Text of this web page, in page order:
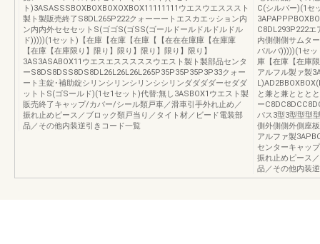
ト)3ASASSSBOXBOXBOXOXBOX11111111ウエスウエスススト
製ト製販売終了S8DL265P222クォーーートエスカエッション内
ン内内外セセセットS(ゴゴS(ゴSS(ゴールドールドルドルドル
ド)))))(1セット)【在庫【在庫【在庫【【在在在庫庫【在庫庫
【在庫【在庫限り】限り】限り】限り】限り】限り】
3AS3ASABOX11ウエスエスススススウエスト製ト製部品センタ
ーS8DS8DSS8DS8DL26L26L26L265P35P35P35P3P33クォー
ート主錠･補助錠シリンシリンシリンシシリンダダダダーセダダ
ットトS(ゴSールド)(1セ1セット)代替:無し3ASBOX1ウエスト製
販売終了キャップ/カバー/シール類戸車／滑車引手外れ止め／
振れ止めピース／ブロック類戸当り／タイト材／ビード電装部
品／その他内装逆引きコード一覧
C(シルバー)(1セ
C8DL293P222エ
内側側側サムタ
バルバ)))))(1セッ
庫【在庫【在庫
アルフル製ァ製
と兼と兼ととと
ー
パス3型3型型型
側外側側外側座
アルファ製
センターキャッ
振れ止めピース
品／その他内装